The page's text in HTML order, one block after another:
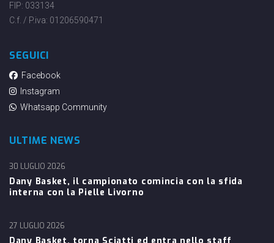
FIP: 033134
C.f. / P.iva: 01206590471
SEGUICI
Facebook
Instagram
Whatsapp Community
ULTIME NEWS
Dany Basket, il campionato comincia con la sfida
interna con la Pielle Livorno
30 LUGLIO 2026
27 LUGLIO 2026